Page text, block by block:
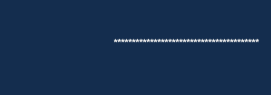
****************************************